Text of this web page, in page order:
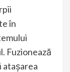
în
Fuzionează
atașarea